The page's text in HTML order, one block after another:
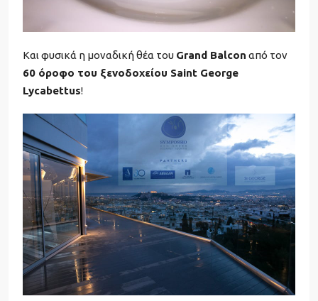
Και φυσικά η μοναδική θέα του Grand Balcon από τον
60 όροφο του ξενοδοχείου Saint George
Lycabettus!